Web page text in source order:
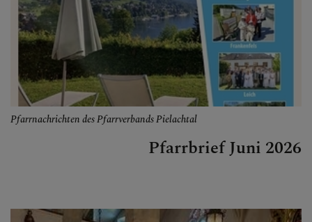
Pfarrnachrichten des Pfarrverbands Pielachtal
Pfarrbrief Juni 2026